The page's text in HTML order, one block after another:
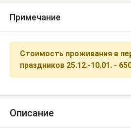
Примечание
Стоимость проживания в
праздников 25.12.-10.01. -
Описание